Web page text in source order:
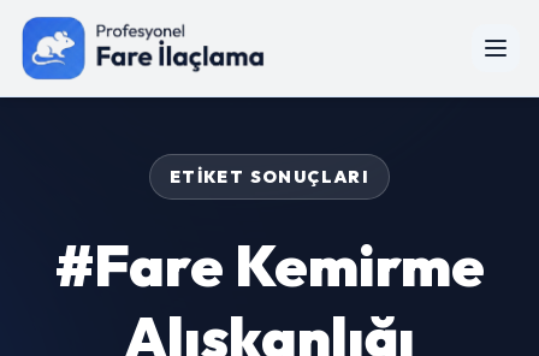
ETIKET SONUÇLARI
#fare Kemirme
Alışkanlığı